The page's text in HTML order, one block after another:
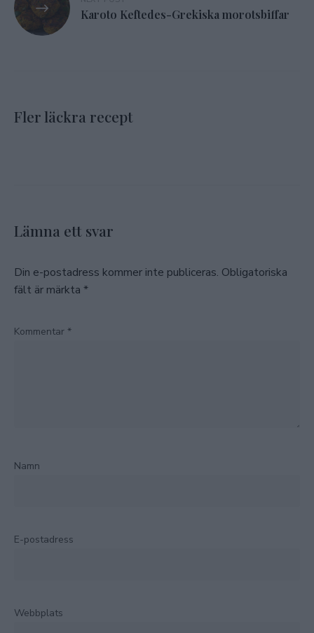
Karoto Keftedes-Grekiska morotsbiffar
Fler läckra recept
Lämna ett svar
Din e-postadress kommer inte publiceras. Obligatoriska
fält är märkta *
Kommentar *
Namn
E-postadress
Webbplats